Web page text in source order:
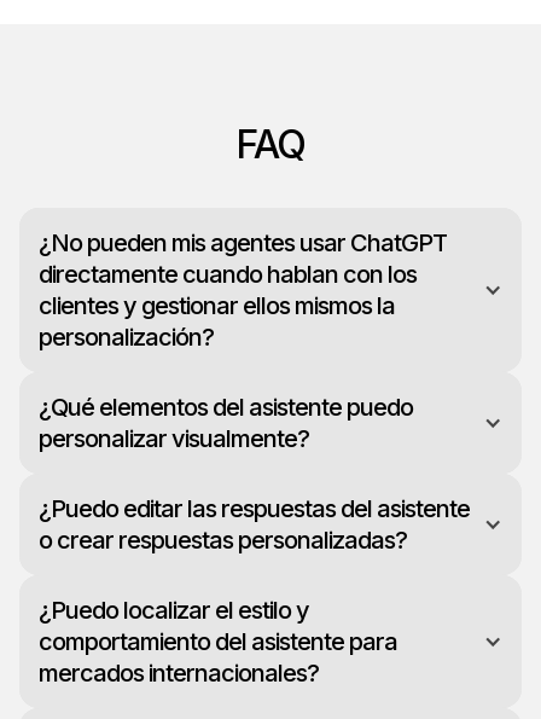
FAQ
¿No pueden mis agentes usar ChatGPT
directamente cuando hablan con los
clientes y gestionar ellos mismos la
personalización?
¿Qué elementos del asistente puedo
personalizar visualmente?
¿Puedo editar las respuestas del asistente
o crear respuestas personalizadas?
¿Puedo localizar el estilo y
comportamiento del asistente para
mercados internacionales?